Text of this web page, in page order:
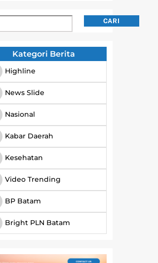
CARI
Kategori Berita
Highline
News Slide
Nasional
Kabar Daerah
Kesehatan
Video Trending
BP Batam
Bright PLN Batam